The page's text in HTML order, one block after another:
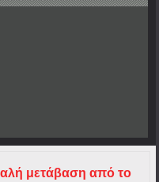
μετάβαση από το